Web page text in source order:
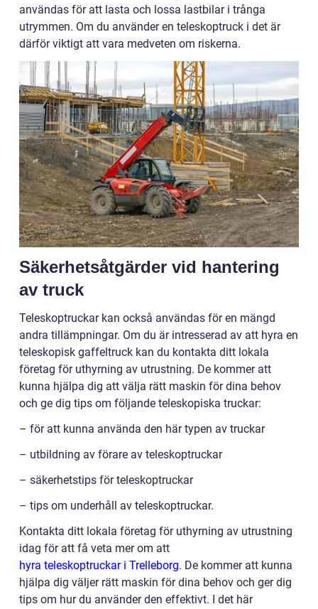
användas för att lasta och lossa lastbilar i trånga
utrymmen. Om du använder en teleskoptruck i det är
därför viktigt att vara medveten om riskerna.
Säkerhetsåtgärder vid hantering
av truck
Teleskoptruckar kan också användas för en mängd
andra tillämpningar. Om du är intresserad av att hyra en
teleskopisk gaffeltruck kan du kontakta ditt lokala
företag för uthyrning av utrustning. De kommer att
kunna hjälpa dig att välja rätt maskin för dina behov
och ge dig tips om följande teleskopiska truckar:
– för att kunna använda den här typen av truckar
– utbildning av förare av teleskoptruckar
– säkerhetstips för teleskoptruckar
– tips om underhåll av teleskoptruckar.
Kontakta ditt lokala företag för uthyrning av utrustning
idag för att få veta mer om att
hyra teleskoptruckar i Trelleborg. De kommer att kunna
hjälpa dig väljer rätt maskin för dina behov och ger dig
tips om hur du använder den effektivt. I det här